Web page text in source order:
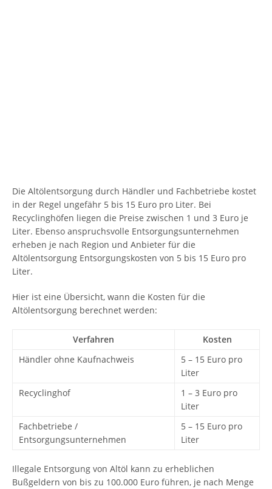
Die Altölentsorgung durch Händler und Fachbetriebe kostet
in der Regel ungefähr 5 bis 15 Euro pro Liter. Bei
Recyclinghöfen liegen die Preise zwischen 1 und 3 Euro je
Liter. Ebenso anspruchsvolle Entsorgungsunternehmen
erheben je nach Region und Anbieter für die
Altölentsorgung Entsorgungskosten von 5 bis 15 Euro pro
Liter.
Hier ist eine Übersicht, wann die Kosten für die
Altölentsorgung berechnet werden:
Verfahren
Kosten
Händler ohne Kaufnachweis
5 – 15 Euro pro
Liter
Recyclinghof
1 – 3 Euro pro
Liter
Fachbetriebe /
Entsorgungsunternehmen
5 – 15 Euro pro
Liter
Illegale Entsorgung von Altöl kann zu erheblichen
Bußgeldern von bis zu 100.000 Euro führen, je nach Menge